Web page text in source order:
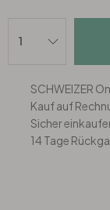
Büro
Bad
SCHWEIZER
Kauf auf
Sicher
14 Tage